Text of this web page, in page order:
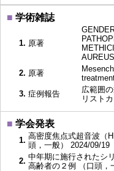
■ 学術雑誌
1. 原著
2. 原著
3. 症例報告
広範囲
リスト
■ 学会発表
1. 高密度焦点式超音波（
頭，一般） 2024/09/19
2. 中年期に施行されたシ
高齢者の２例 （口頭，